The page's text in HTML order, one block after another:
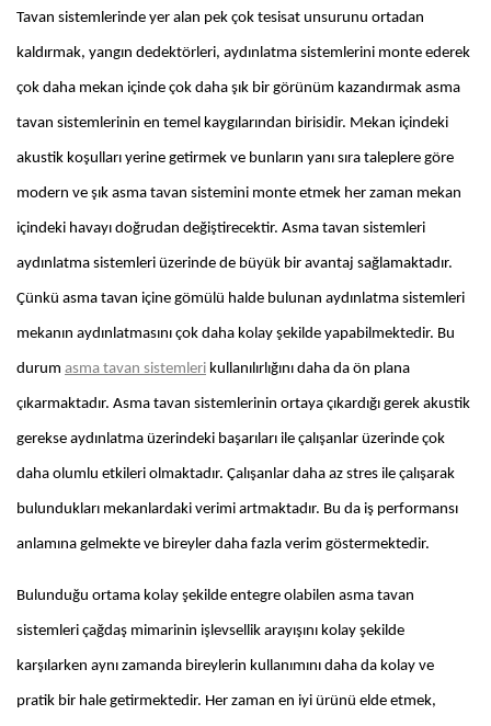
Tavan sistemlerinde yer alan pek çok tesisat unsurunu ortadan
kaldırmak, yangın dedektörleri, aydınlatma sistemlerini monte ederek
çok daha mekan içinde çok daha şık bir görünüm kazandırmak asma
tavan sistemlerinin en temel kaygılarından birisidir. Mekan içindeki
akustik koşulları yerine getirmek ve bunların yanı sıra taleplere göre
modern ve şık asma tavan sistemini monte etmek her zaman mekan
içindeki havayı doğrudan değiştirecektir. Asma tavan sistemleri
aydınlatma sistemleri üzerinde de büyük bir avantaj sağlamaktadır.
Çünkü asma tavan içine gömülü halde bulunan aydınlatma sistemleri
mekanın aydınlatmasını çok daha kolay şekilde yapabilmektedir. Bu
durum asma tavan sistemleri kullanılırlığını daha da ön plana
çıkarmaktadır. Asma tavan sistemlerinin ortaya çıkardığı gerek akustik
gerekse aydınlatma üzerindeki başarıları ile çalışanlar üzerinde çok
daha olumlu etkileri olmaktadır. Çalışanlar daha az stres ile çalışarak
bulundukları mekanlardaki verimi artmaktadır. Bu da iş performansı
anlamına gelmekte ve bireyler daha fazla verim göstermektedir.
Bulunduğu ortama kolay şekilde entegre olabilen asma tavan
sistemleri çağdaş mimarinin işlevsellik arayışını kolay şekilde
karşılarken aynı zamanda bireylerin kullanımını daha da kolay ve
pratik bir hale getirmektedir. Her zaman en iyi ürünü elde etmek,